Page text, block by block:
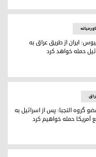
انتخابات آمریکا به
حمله خواهد کرد
ایران از طریق عراق به
حمله خواهد کرد
به منافع آمریکا حمله
گروه النجبا: پس از اسرائیل به
آمریکا حمله خواهیم کرد